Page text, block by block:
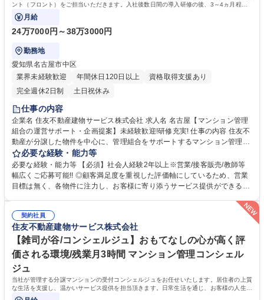
ント（フロント）をご担当いただきます。入社後数日間の導入研修の後、3～4ヵ月程度
のOJT期間（先輩社員が担当する商談に同行
月給
24万7000円～38万3000円
勤務地
愛知県名古屋市中区
業界未経験歓迎
年間休日120日以上
資格取得支援あり
完全週休2日制
土日祝休み
仕事の内容
企業名 住友不動産建物サービス株式会社 求人名 名古屋【マンション管理
組合の運営サポート・企画提案】未経験歓迎!研修充実! 仕事の内容 住友不
動産が分譲した物件を中心に、管理組合をサポートするマンション管理コ
ンサルタント（フロント）をご担当いただきます。入社後数日間の導入研
修の後、3～4ヵ月程度のOJT期間（先輩社員が担当する商談に同行 ・座学
など）を経て、徐々に担当物件数を増やします。【業務詳細】■管理組合
の定期的な集会（総会・理事会）進行サポート、資料作成、資金管理等■
ッフサポート、指導■清掃、植栽等の美観状況チェック■イベント企画等。
【ミッション】お客様の快適な暮らしと安全・安心を守り、顧客満足度を
高めることです。 募集職種 名古屋【マンション管理組合の運営サポー
ト・企画提案】未経験歓迎!研修充実!
必要な経験・能力等
必要な経験・能力等 【必須】社会人経験2年以上※営業/接客販売/教師等
幅広くご応募可能!! ◎顧客満足度を重視した評価軸にしているため、営業
目標は無く、各物件に注力し、お客様に寄り添うサービス提供ができる環
を導入。■お客様センターと設備管理センターの2つのコールセンターで、
夜間や休日の対応しており、平均残業時間は約30時間です。■時差出勤制
度・半休制度あり。【キャリアイメージ】フロント(メンバークラス)→主
任フロント(係長クラス)→所長代理(課長クラス)→事業所長(部長クラス)
学歴・資格 学歴：大学院 大学 高専 短大 専修学校 高校 語学力： 資格：
契約社員
住友不動産建物サービス株式会社
【雑司が谷/コンシェルジュ】おもてなしの心が高く評
価される環境/残業月3時間 マンション管理コンシェル
ジュ
当社が管理する分譲マンションの受付コンシェルジュをお任せいたします。居住者の上質
な生活を支援し、温かいサービス提供を担当頂きます。日常生活を通じ、お客様の人生の
一部に携わる特別なお仕事です。